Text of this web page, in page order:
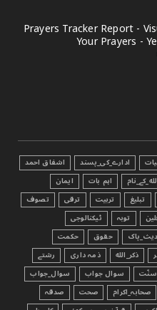
Prayers Tracker Report -
Your Prayers -
ادارے_کی_پسند
اشفاق احمد
اہم بات
ایمان
تبليغ تربیت ترقی
تصوف
توبہ
ٹیکنالوجی
حقوق
حکمت
ذکر_الله ذمہ داری
رشتے
سنّت سوال جواب
سوال_جواب
صحابہ_اکرام صحت
صدقہ